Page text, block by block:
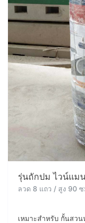
รุ่นถักปม ไวน์แม
ลวด 8 แถว / สูง 90
เหมาะสำหรับ กั้นสวน